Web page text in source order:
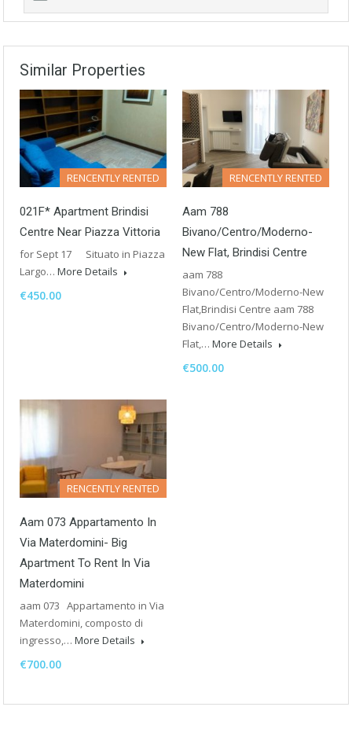
Similar Properties
RENCENTLY RENTED
021F* Apartment Brindisi
Centre Near Piazza Vittoria
for Sept 17 Situato in Piazza
Largo… More Details
€450.00
RENCENTLY RENTED
Aam 788
Bivano/Centro/Moderno-
New Flat, Brindisi Centre
aam 788
Bivano/Centro/Moderno-New
Flat,Brindisi Centre aam 788
Bivano/Centro/Moderno-New
Flat,… More Details
€500.00
RENCENTLY RENTED
Aam 073 Appartamento In
Via Materdomini- Big
Apartment To Rent In Via
Materdomini
aam 073 Appartamento in Via
Materdomini, composto di
ingresso,… More Details
€700.00